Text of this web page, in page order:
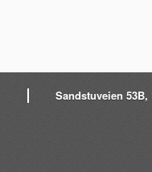
Sandstuveien 53B,